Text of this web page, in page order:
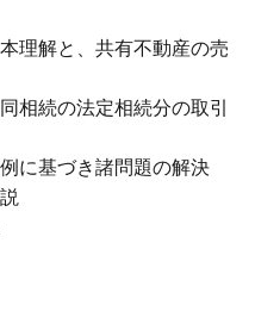
理解と、共有不動産の売
の法定相続分の取引
基づき諸問題の解決